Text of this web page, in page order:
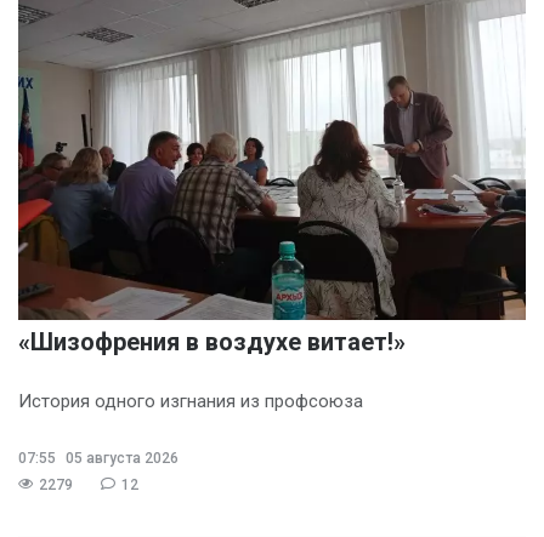
«Шизофрения в воздухе витает!»
История одного изгнания из профсоюза
07:55
05 августа 2026
2279
12